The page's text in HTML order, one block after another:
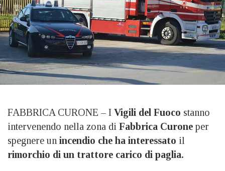
FABBRICA CURONE – I Vigili del Fuoco stanno
intervenendo nella zona di Fabbrica Curone per
spegnere un incendio che ha interessato il
rimorchio di un trattore carico di paglia.